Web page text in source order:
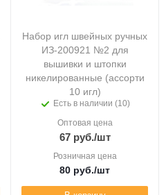
Набор игл швейных ручных
ИЗ-200921 №2 для
вышивки и штопки
никелированные (ассорти
10 игл)
Есть в наличии (10)
Оптовая цена
67руб./шт
Розничная цена
80 руб./шт